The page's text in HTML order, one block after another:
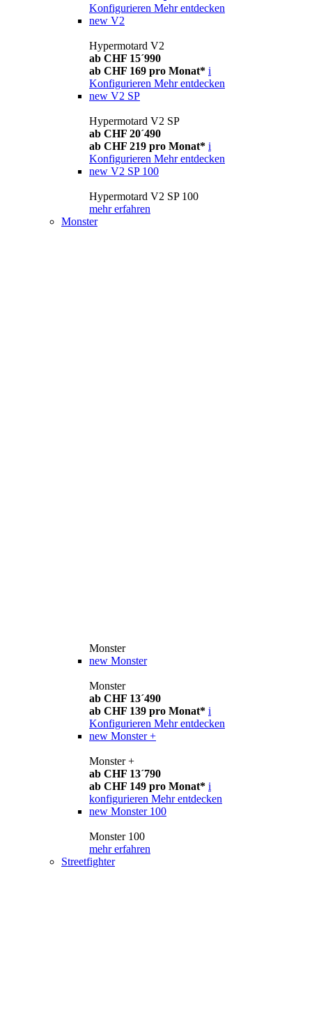
Konfigurieren Mehr entdecken
new V2
Hypermotard V2
ab CHF 15´990
ab CHF 169 pro Monat* i
Konfigurieren Mehr entdecken
new V2 SP
Hypermotard V2 SP
ab CHF 20´490
ab CHF 219 pro Monat* i
Konfigurieren Mehr entdecken
new V2 SP 100
Hypermotard V2 SP 100
mehr erfahren
Monster
Monster
new Monster
Monster
ab CHF 13´490
ab CHF 139 pro Monat* i
Konfigurieren Mehr entdecken
new Monster +
Monster +
ab CHF 13´790
ab CHF 149 pro Monat* i
konfigurieren Mehr entdecken
new Monster 100
Monster 100
mehr erfahren
Streetfighter